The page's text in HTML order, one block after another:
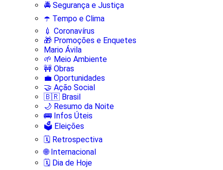
🚔 Segurança e Justiça
☂️ Tempo e Clima
💉 Coronavírus
🎁 Promoções e Enquetes
Mario Ávila
🌱 Meio Ambiente
🚧 Obras
💼 Oportunidades
🤝 Ação Social
🇧🇷 Brasil
🌙 Resumo da Noite
🚌 Infos Úteis
🗳️ Eleições
🗓️ Retrospectiva
🌐 Internacional
🗓️ Dia de Hoje